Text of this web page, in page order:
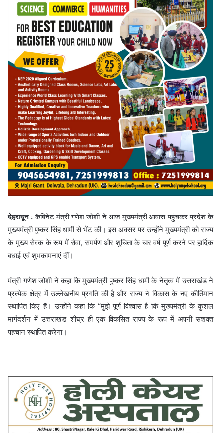
देहरादून : कैबिनेट मंत्री गणेश जोशी ने आज मुख्यमंत्री आवास पहुंचकर प्रदेश के
मुख्यमंत्री पुष्कर सिंह धामी से भेंट की। इस अवसर पर उन्होंने मुख्यमंत्री को राज्य
के मुख्य सेवक के रूप में सेवा, समर्पण और शुचिता के चार वर्ष पूर्ण करने पर हार्दिक
बधाई एवं शुभकामनाएं दीं।
मंत्री गणेश जोशी ने कहा कि मुख्यमंत्री पुष्कर सिंह धामी के नेतृत्व में उत्तराखंड ने
प्रत्येक क्षेत्र में उल्लेखनीय प्रगति की है और राज्य ने विकास के नए कीर्तिमान
स्थापित किए हैं। उन्होंने कहा कि “मुझे पूर्ण विश्वास है कि मुख्यमंत्री के कुशल
मार्गदर्शन में उत्तराखंड शीघ्र ही एक विकसित राज्य के रूप में अपनी सशक्त
पहचान स्थापित करेगा।